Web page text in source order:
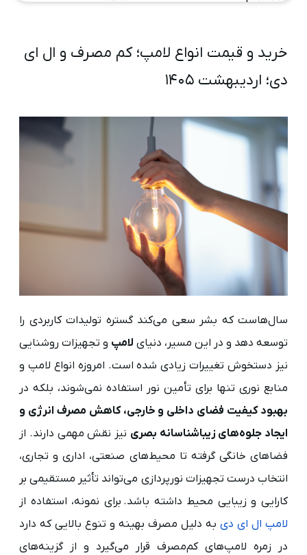
خرید و قیمت انواع لامپ؛ کم مصرف و ال ای
دی؛ اردیبهشت ۱۴۰۵
سال‌هاست که بشر سعی می‌کند گستره تولیدات کاربردی را
توسعه دهد و در این مسیر، دنیای لامپ و تجهیزات روشنایی
نیز دستخوش تغییرات زیادی شده‌ است. امروزه انواع لامپ و
منابع نوری تنها برای تأمین نور استفاده نمی‌شوند، بلکه در
بهبود کیفیت فضای داخلی و خارجی، کاهش مصرف انرژی و
ایجاد جلوه‌های زیباشناسانه بصری نیز نقش مهمی دارند. از
فضاهای خانگی گرفته تا محیط‌های صنعتی، اداری و تجاری،
انتخاب درست تجهیزات نورپردازی می‌تواند تأثیر مستقیمی بر
کارایی و زیبایی محیط داشته باشد. برای نمونه، استفاده از
لامپ ال ای دی به دلیل مصرف بهینه و تنوع بالایی که دارد
در زمره لامپ‌های کم‌مصرف قرار می‌گیرد و از گزینه‌های